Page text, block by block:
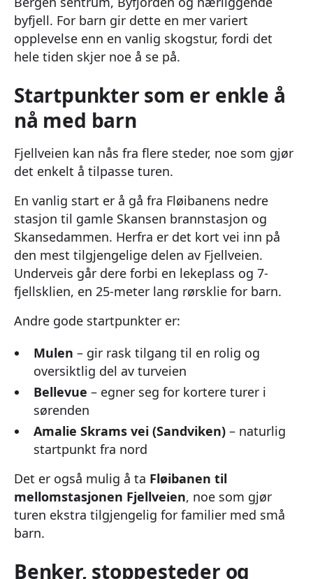
byfjell. For barn gir dette en mer variert
opplevelse enn en vanlig skogstur, fordi det
hele tiden skjer noe å se på.
Startpunkter som er enkle å
nå med barn
Fjellveien kan nås fra flere steder, noe som gjør
det enkelt å tilpasse turen.
En vanlig start er å gå fra Fløibanens nedre
stasjon til gamle Skansen brannstasjon og
Skansedammen. Herfra er det kort vei inn på
den mest tilgjengelige delen av Fjellveien.
Underveis går dere forbi en lekeplass og 7-
fjellsklien, en 25-meter lang rørsklie for barn.
Andre gode startpunkter er:
Mulen – gir rask tilgang til en rolig og
oversiktlig del av turveien
Bellevue – egner seg for kortere turer i
sørenden
Amalie Skrams vei (Sandviken) – naturlig
startpunkt fra nord
Det er også mulig å ta Fløibanen til
mellomstasjonen Fjellveien, noe som gjør
turen ekstra tilgjengelig for familier med små
barn.
Benker, stoppesteder og